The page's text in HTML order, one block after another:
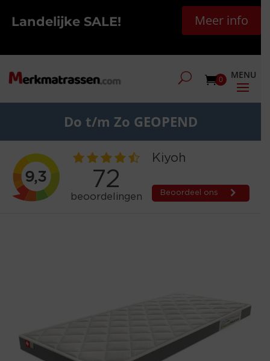
Landelijke SALE! Meer info
0
Do t/m Zo GEOPEND